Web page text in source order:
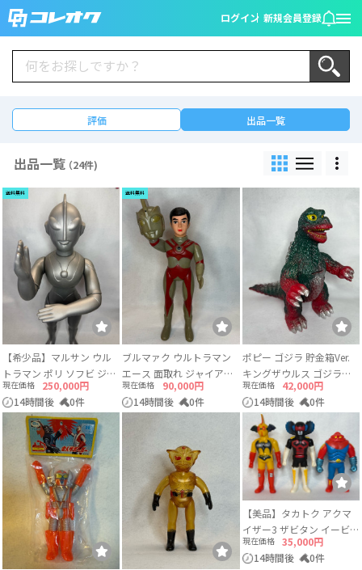
ログイン 新規会員登録
評価 出品一覧
出品一覧（24件)
送料無料
【希少品】マルサン ウル
トラマン ポリ ソフビ ジャ
イアントサイズ 当時物 約
49〜50cm
現在価格
250,000円
14時間後
0件
送料無料
ブルマァク ウルトラマン
エース 面取れ ジャイアン
トサイズ ソフビ
現在価格
90,000円
14時間後
0件
ポピー ゴジラ 貯金箱Ver.
キングザウルス ゴジラザ
ウルス 当時物
現在価格
42,000円
14時間後
0件
【美品】タカトク アクマ
イザー3 ザビタン イービル
ガブラ 3体セット ソフビ
現在価格
35,000円
14時間後
0件